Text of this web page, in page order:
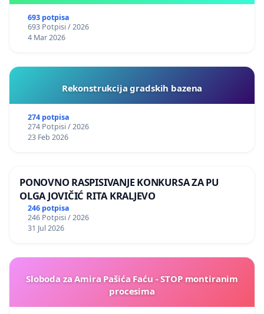
693 potpisa
693 Potpisi / 2026
4 Mar 2026
Rekonstrukcija gradskih bazena
274 potpisa
274 Potpisi / 2026
23 Feb 2026
PONOVNO RASPISIVANJE KONKURSA ZA PU
OLGA JOVIČIĆ RITA KRALJEVO
246 potpisa
246 Potpisi / 2026
31 Jul 2026
Sloboda za Amira Pašića Faću - STOP montiranim
procesima